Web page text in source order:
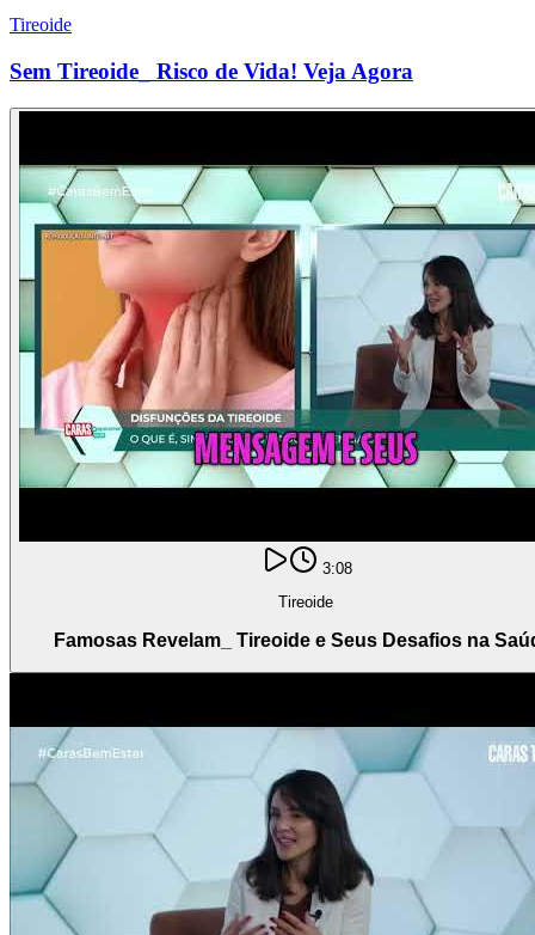
Tireoide
Sem Tireoide_ Risco de Vida! Veja Agora
3:08
Tireoide
Famosas Revelam_ Tireoide e Seus Desafios na